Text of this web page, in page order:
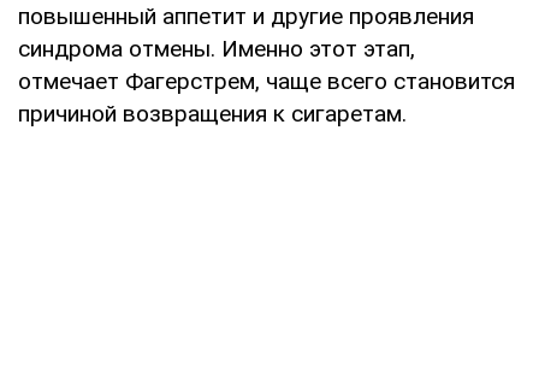
повышенный аппетит и другие проявления
синдрома отмены. Именно этот этап,
отмечает Фагерстрем, чаще всего становится
причиной возвращения к сигаретам.